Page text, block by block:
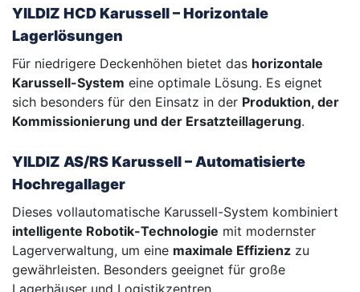
YILDIZ HCD Karussell – Horizontale
Lagerlösungen
Für niedrigere Deckenhöhen bietet das horizontale
Karussell-System eine optimale Lösung. Es eignet
sich besonders für den Einsatz in der Produktion, der
Kommissionierung und der Ersatzteillagerung.
YILDIZ AS/RS Karussell – Automatisierte
Hochregallager
Dieses vollautomatische Karussell-System kombiniert
intelligente Robotik-Technologie mit modernster
Lagerverwaltung, um eine maximale Effizienz zu
gewährleisten. Besonders geeignet für große